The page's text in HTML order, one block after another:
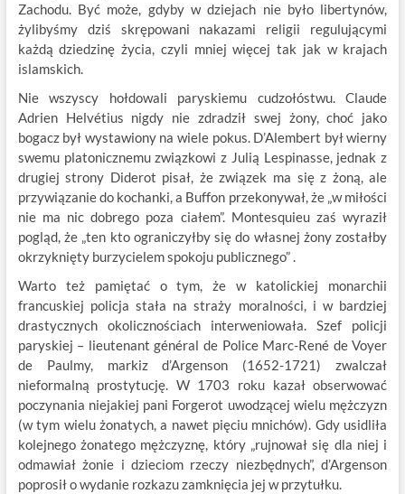
Zachodu. Być może, gdyby w dziejach nie było libertynów,
żylibyśmy dziś skrępowani nakazami religii regulującymi
każdą dziedzinę życia, czyli mniej więcej tak jak w krajach
islamskich.
Nie wszyscy hołdowali paryskiemu cudzołóstwu. Claude
Adrien Helvétius nigdy nie zdradził swej żony, choć jako
bogacz był wystawiony na wiele pokus. D’Alembert był wierny
swemu platonicznemu związkowi z Julią Lespinasse, jednak z
drugiej strony Diderot pisał, że związek ma się z żoną, ale
przywiązanie do kochanki, a Buffon przekonywał, że „w miłości
nie ma nic dobrego poza ciałem”. Montesquieu zaś wyraził
pogląd, że „ten kto ograniczyłby się do własnej żony zostałby
okrzyknięty burzycielem spokoju publicznego” .
Warto też pamiętać o tym, że w katolickiej monarchii
francuskiej policja stała na straży moralności, i w bardziej
drastycznych okolicznościach interweniowała. Szef policji
paryskiej – lieutenant général de Police Marc-René de Voyer
de Paulmy, markiz d’Argenson (1652-1721) zwalczał
nieformalną prostytucję. W 1703 roku kazał obserwować
poczynania niejakiej pani Forgerot uwodzącej wielu mężczyzn
(w tym wielu żonatych, a nawet pięciu mnichów). Gdy usidliła
kolejnego żonatego mężczyznę, który „rujnował się dla niej i
odmawiał żonie i dzieciom rzeczy niezbędnych”, d’Argenson
poprosił o wydanie rozkazu zamknięcia jej w przytułku.